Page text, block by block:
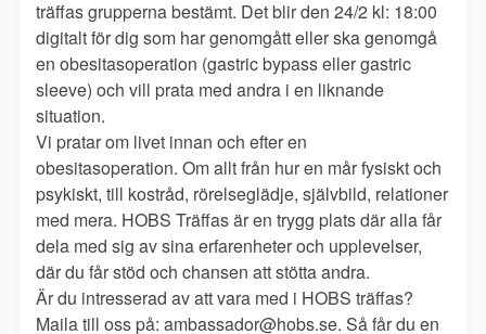
träffas grupperna bestämt. Det blir den 24/2 kl: 18:00
digitalt för dig som har genomgått eller ska genomgå
en obesitasoperation (gastric bypass eller gastric
sleeve) och vill prata med andra i en liknande
situation.
Vi pratar om livet innan och efter en
obesitasoperation. Om allt från hur en mår fysiskt och
psykiskt, till kostråd, rörelseglädje, självbild, relationer
med mera. HOBS Träffas är en trygg plats där alla får
dela med sig av sina erfarenheter och upplevelser,
där du får stöd och chansen att stötta andra.
Är du intresserad av att vara med i HOBS träffas?
Maila till oss på: ambassador@hobs.se. Så får du en